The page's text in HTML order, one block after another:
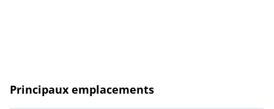
Principaux emplacements